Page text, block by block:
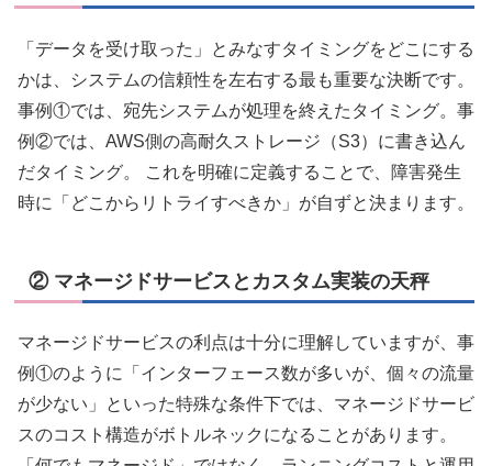
「データを受け取った」とみなすタイミングをどこにする
かは、システムの信頼性を左右する最も重要な決断です。
事例①では、宛先システムが処理を終えたタイミング。事
例②では、AWS側の高耐久ストレージ（S3）に書き込ん
だタイミング。 これを明確に定義することで、障害発生
時に「どこからリトライすべきか」が自ずと決まります。
② マネージドサービスとカスタム実装の天秤
マネージドサービスの利点は十分に理解していますが、事
例①のように「インターフェース数が多いが、個々の流量
が少ない」といった特殊な条件下では、マネージドサービ
スのコスト構造がボトルネックになることがあります。